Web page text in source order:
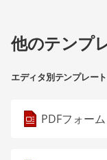
他のテンプ
エディタ別テンプレート
PDFフォーム